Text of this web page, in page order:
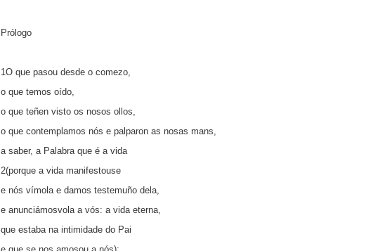
Prólogo
1O que pasou desde o comezo,
o que temos oído,
o que teñen visto os nosos ollos,
o que contemplamos nós e palparon as nosas mans,
a saber, a Palabra que é a vida
2(porque a vida manifestouse
e nós vímola e damos testemuño dela,
e anunciámosvola a vós: a vida eterna,
que estaba na intimidade do Pai